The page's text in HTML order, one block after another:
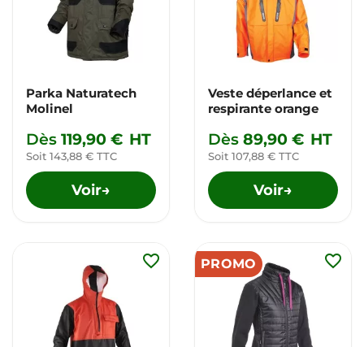
Parka Naturatech
Molinel
Dès 119,90 € HT
Soit 143,88 € TTC
Voir→
Veste déperlance et
respirante orange
Dès 89,90 € HT
Soit 107,88 € TTC
Voir→
favorite_border PROMO favorite_border